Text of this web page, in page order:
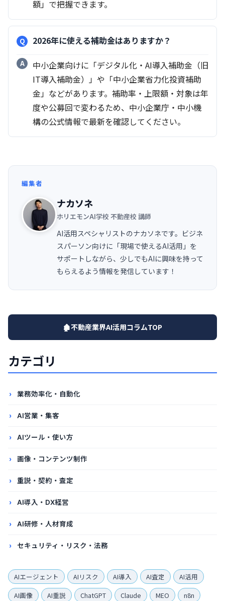
額」で把握できます。
2026年に使える補助金はありますか？
中小企業向けに「デジタル化・AI導入補助金（旧
IT導入補助金）」や「中小企業省力化投資補助
金」などがあります。補助率・上限額・対象は年
度や公募回で変わるため、中小企業庁・中小機
構の公式情報で最新を確認してください。
編集者
ナカソネ
ホリエモンAI学校 不動産校 講師
AI活用スペシャリストのナカソネです。ビジネ
スパーソン向けに「現場で使えるAI活用」を
サポートしながら、少しでもAIに興味を持って
もらえるよう情報を発信しています！
🏚️不動産業界AI活用コラムTOP
カテゴリ
業務効率化・自動化
AI営業・集客
AIツール・使い方
画像・コンテンツ制作
重説・契約・査定
AI導入・DX経営
AI研修・人材育成
セキュリティ・リスク・法務
AIエージェント AIリスク AI導入 AI査定
AI活用
AI画像
AI重説 ChatGPT Claude MEO
n8n